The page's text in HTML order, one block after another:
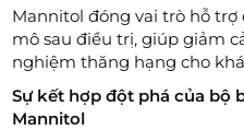
Mannitol đóng vai trò hỗ trợ
mô sau điều trị, giúp giảm
nghiệm thăng hạng cho
Sự kết hợp đột phá của bộ
Mannitol